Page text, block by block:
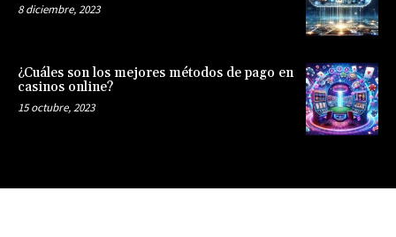
8 diciembre, 2023
¿Cuáles son los mejores métodos de pago en
casinos online?
15 octubre, 2023